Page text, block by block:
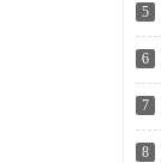
5
6
7
8